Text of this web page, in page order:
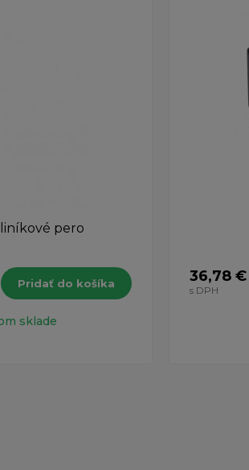
pero
Pridať do košíka
sklade
36,78 €
s DPH